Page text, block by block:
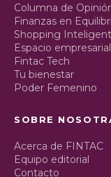
Columna de
Finanzas en
Shopping
Espacio empresarial
Fintac Tech
Tu bienestar
Poder Femenino
SOBRE
Acerca de FINTAC
Equipo editorial
Contacto